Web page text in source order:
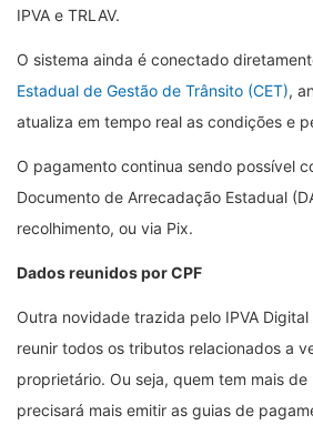
IPVA e TRLAV.
O sistema ainda é conectado
Estadual de Gestão de Trânsito (CET),
atualiza em tempo real as condições e
O pagamento continua sendo possível
Documento de Arrecadação Estadual
recolhimento, ou via Pix.
Dados reunidos por CPF
Outra novidade trazida pelo IPVA
reunir todos os tributos relacionados a
proprietário. Ou seja, quem tem mais de
precisará mais emitir as guias de